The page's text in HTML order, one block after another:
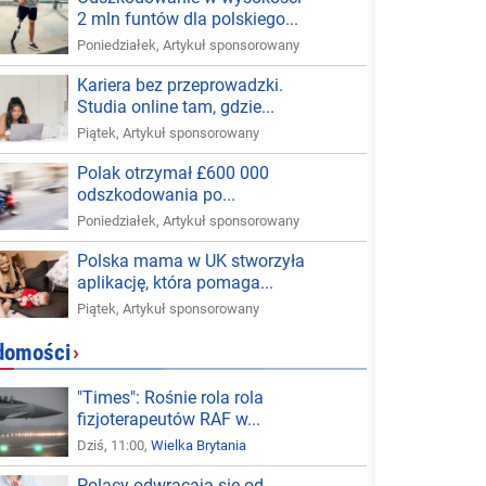
2 mln funtów dla polskiego...
Poniedziałek,Artykuł sponsorowany
Kariera bez przeprowadzki.
Studia online tam, gdzie...
Piątek,Artykuł sponsorowany
Polak otrzymał £600 000
odszkodowania po...
Poniedziałek,Artykuł sponsorowany
Polska mama w UK stworzyła
aplikację, która pomaga...
Piątek,Artykuł sponsorowany
›
"Times": Rośnie rola rola
fizjoterapeutów RAF w...
Dziś, 11:00,Wielka Brytania